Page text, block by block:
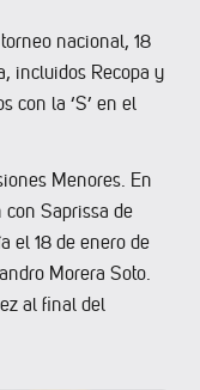
nacional, 18
incluidos Recopa y
con la ‘S’ en el
Menores. En
Saprissa de
el 18 de enero de
Morera Soto.
al final del